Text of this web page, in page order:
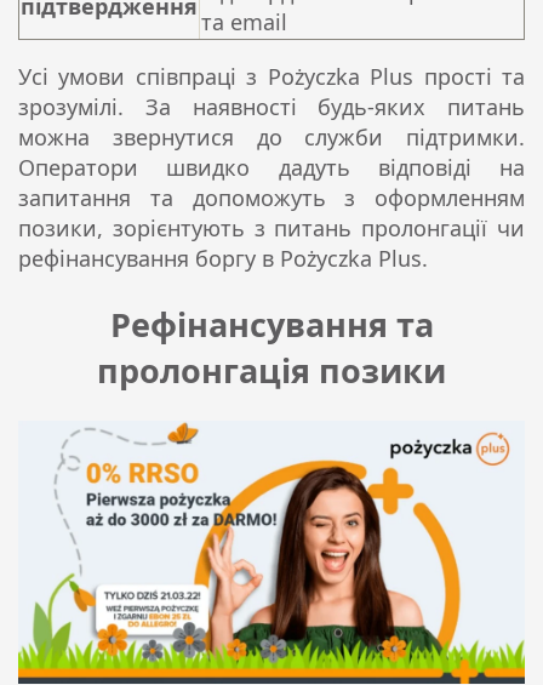
підтвердження
та email
Усі умови співпраці з Pożyczka Plus прості та
зрозумілі. За наявності будь-яких питань
можна звернутися до служби підтримки.
Оператори швидко дадуть відповіді на
запитання та допоможуть з оформленням
позики, зорієнтують з питань пролонгації чи
рефінансування боргу в Pożyczka Plus.
Рефінансування та
пролонгація позики